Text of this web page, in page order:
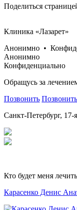
Поделиться
Клиника «Лазарет»
Анонимно •
Анонимно
Конфиденциально
Обращусь за
Позвонить Позвонить
Санкт-Петербург, 17-
Кто будет меня
Карасенко Денис